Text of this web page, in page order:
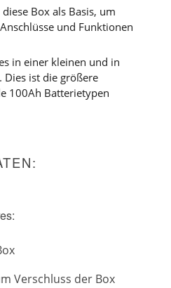
Box als Basis, um
und Funktionen
in einer kleinen und in
Dies ist die größere
100Ah Batterietypen
Verschluss der Box